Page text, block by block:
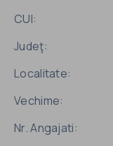
CUI:
Judeţ:
Localitate:
Vechime:
Nr. Angajati: